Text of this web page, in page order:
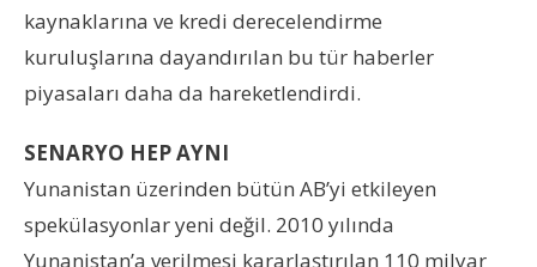
kaynaklarına ve kredi derecelendirme
kuruluşlarına dayandırılan bu tür haberler
piyasaları daha da hareketlendirdi.
SENARYO HEP AYNI
Yunanistan üzerinden bütün AB’yi etkileyen
spekülasyonlar yeni değil. 2010 yılında
Yunanistan’a verilmesi kararlaştırılan 110 milyar